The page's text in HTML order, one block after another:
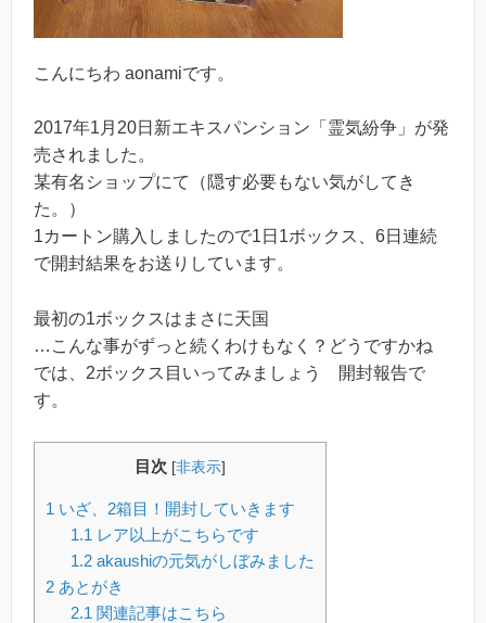
こんにちわ aonamiです。
2017年1月20日新エキスパンション「霊気紛争」が発
売されました。
某有名ショップにて（隠す必要もない気がしてき
た。）
1カートン購入しましたので1日1ボックス、6日連続
で開封結果をお送りしています。
最初の1ボックスはまさに天国
…こんな事がずっと続くわけもなく？どうですかね
では、2ボックス目いってみましょう 開封報告で
す。
目次 [非表示]
1 いざ、2箱目！開封していきます
1.1 レア以上がこちらです
1.2akaushiの元気がしぼみました
2 あとがき
2.1 関連記事はこちら